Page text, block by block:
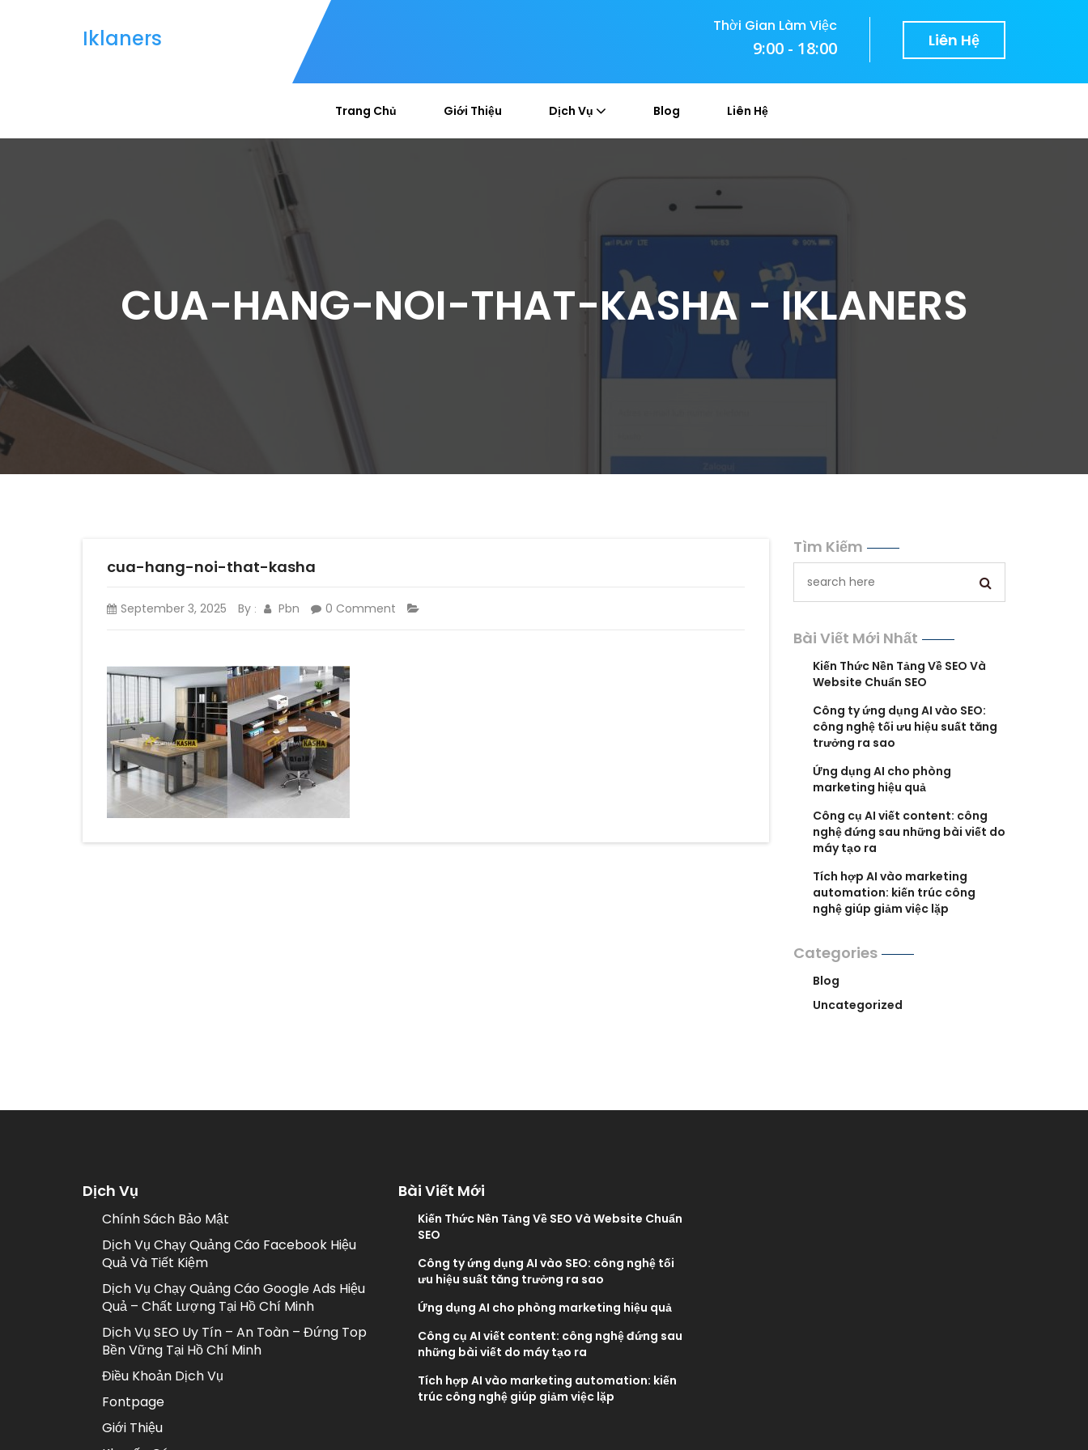
Iklaners Thời Gian Làm Việc
9:00 - 18:00 Liên Hệ
Trang Chủ Giới Thiệu Dịch Vụ Blog Liên Hệ
CUA-HANG-NOI-THAT-KASHA - IKLANERS
cua-hang-noi-that-kasha
September 3, 2025 By : Pbn 0 Comment
Tìm Kiếm
Bài Viết Mới Nhất
Kiến Thức Nền Tảng Về SEO Và
Website Chuẩn SEO
Công ty ứng dụng AI vào SEO:
công nghệ tối ưu hiệu suất tăng
trưởng ra sao
Ứng dụng AI cho phòng
marketing hiệu quả
Công cụ AI viết content: công
nghệ đứng sau những bài viết do
máy tạo ra
Tích hợp AI vào marketing
automation: kiến trúc công
nghệ giúp giảm việc lặp
Categories
Blog
Uncategorized
Dịch Vụ
Chính Sách Bảo Mật
Dịch Vụ Chạy Quảng Cáo Facebook Hiệu
Quả Và Tiết Kiệm
Dịch Vụ Chạy Quảng Cáo Google Ads Hiệu
Quả – Chất Lượng Tại Hồ Chí Minh
Dịch Vụ SEO Uy Tín – An Toàn – Đứng Top
Bền Vững Tại Hồ Chí Minh
Điều Khoản Dịch Vụ
Fontpage
Giới Thiệu
Bài Viết Mới
Kiến Thức Nền Tảng Về SEO Và Website Chuẩn
SEO
Công ty ứng dụng AI vào SEO: công nghệ tối
ưu hiệu suất tăng trưởng ra sao
Ứng dụng AI cho phòng marketing hiệu quả
Công cụ AI viết content: công nghệ đứng sau
những bài viết do máy tạo ra
Tích hợp AI vào marketing automation: kiến
trúc công nghệ giúp giảm việc lặp